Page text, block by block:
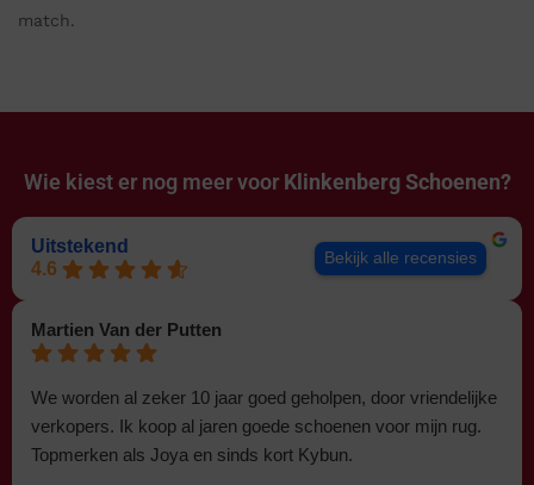
match.
Wie kiest er nog meer voor Klinkenberg Schoenen?
Uitstekend
4.6
Bekijk alle recensies
Martien Van der Putten
We worden al zeker 10 jaar goed geholpen, door vriendelijke
verkopers. Ik koop al jaren goede schoenen voor mijn rug.
Topmerken als Joya en sinds kort Kybun.